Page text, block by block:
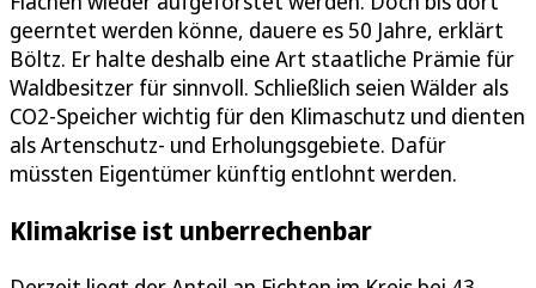
geerntet werden könne, dauere es 50 Jahre, erklärt
Böltz. Er halte deshalb eine Art staatliche Prämie für
Waldbesitzer für sinnvoll. Schließlich seien Wälder als
CO2-Speicher wichtig für den Klimaschutz und dienten
als Artenschutz- und Erholungsgebiete. Dafür
müssten Eigentümer künftig entlohnt werden.
Klimakrise ist unberrechenbar